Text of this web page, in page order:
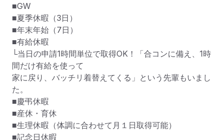
■GW
■夏季休暇（3日）
■年末年始（7日）
■有給休暇
└当日の申請1時間単位で取得OK！「合コンに備え、1時
間だけ有給を使って
家に戻り、バッチリ着替えてくる」という先輩もいまし
た。
■慶弔休暇
■産休・育休
■生理休暇（体調に合わせて月１日取得可能）
■記念日休暇